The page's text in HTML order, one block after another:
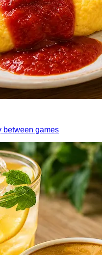
between games